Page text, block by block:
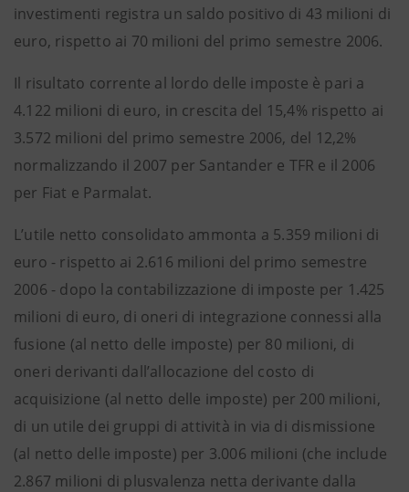
investimenti registra un saldo positivo di 43 milioni di
euro, rispetto ai 70 milioni del primo semestre 2006.
Il risultato corrente al lordo delle imposte è pari a
4.122 milioni di euro, in crescita del 15,4% rispetto ai
3.572 milioni del primo semestre 2006, del 12,2%
normalizzando il 2007 per Santander e TFR e il 2006
per Fiat e Parmalat.
L’utile netto consolidato ammonta a 5.359 milioni di
euro - rispetto ai 2.616 milioni del primo semestre
2006 - dopo la contabilizzazione di imposte per 1.425
milioni di euro, di oneri di integrazione connessi alla
fusione (al netto delle imposte) per 80 milioni, di
oneri derivanti dall’allocazione del costo di
acquisizione (al netto delle imposte) per 200 milioni,
di un utile dei gruppi di attività in via di dismissione
(al netto delle imposte) per 3.006 milioni (che include
2.867 milioni di plusvalenza netta derivante dalla